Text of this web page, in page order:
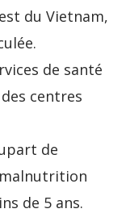
du Vietnam,
de santé
centres
de
malnutrition
de 5 ans.